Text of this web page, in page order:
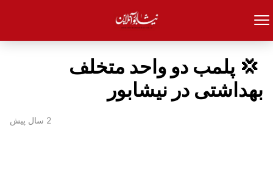
‍ 💢 پلمب دو واحد متخلف
بهداشتی در نیشابور
2 سال پیش